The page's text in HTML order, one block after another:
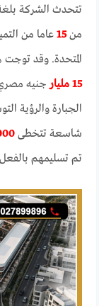
تتحدث الشركة
من15 عاما من
المتحدة. وقد توجت
15 مليار
جنيه مصري
الجبارة والرؤية
شاسعة تتخطى
تم تسليمهم